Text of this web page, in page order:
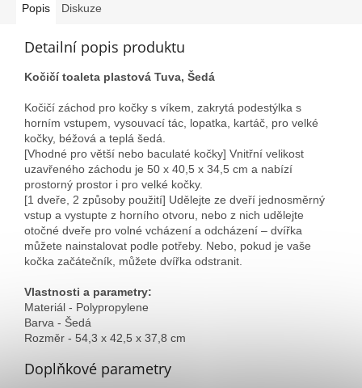
Popis Diskuze
Detailní popis produktu
Kočičí toaleta plastová Tuva, Šedá
Kočičí záchod pro kočky s víkem, zakrytá podestýlka s
horním vstupem, vysouvací tác, lopatka, kartáč, pro velké
kočky, béžová a teplá šedá.
[Vhodné pro větší nebo baculaté kočky] Vnitřní velikost
uzavřeného záchodu je 50 x 40,5 x 34,5 cm a nabízí
prostorný prostor i pro velké kočky.
[1 dveře, 2 způsoby použití] Udělejte ze dveří jednosměrný
vstup a vystupte z horního otvoru, nebo z nich udělejte
otočné dveře pro volné vcházení a odcházení – dvířka
můžete nainstalovat podle potřeby. Nebo, pokud je vaše
kočka začátečník, můžete dvířka odstranit.
Vlastnosti a parametry:
Materiál - Polypropylene
Barva - Šedá
Rozměr - 54,3 x 42,5 x 37,8 cm
Doplňkové parametry